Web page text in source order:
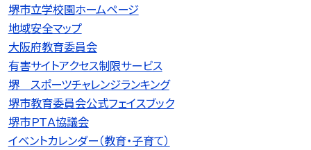
堺市立学校園ホームページ
地域安全マップ
大阪府教育委員会
有害サイトアクセス制限サービス
堺 スポーツチャレンジランキング
堺市教育委員会公式フェイスブック
堺市ＰＴＡ協議会
イベントカレンダー（教育・子育て）